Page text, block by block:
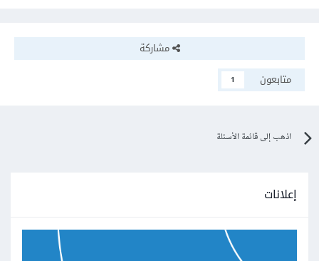
مشاركة
متابعون
1
اذهب إلى قائمة الأسئلة
إعلانات